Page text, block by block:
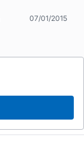
07/01/2015